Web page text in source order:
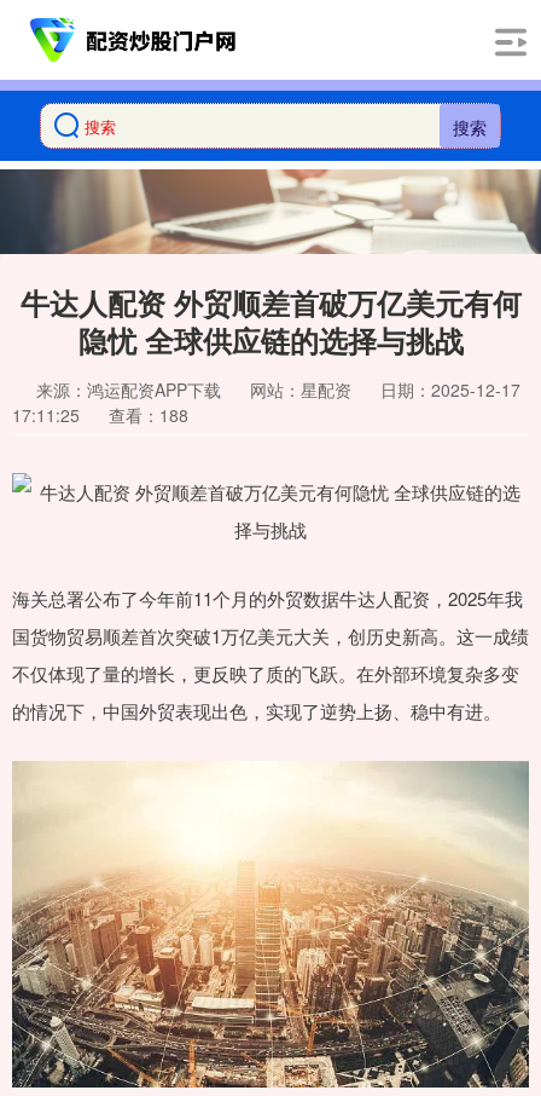
搜索
牛达人配资 外贸顺差首破万亿美元有何
隐忧 全球供应链的选择与挑战
来源：鸿运配资APP下载 网站：星配资
日期：2025-12-17
17:11:25
查看：188
海关总署公布了今年前11个月的外贸数据牛达人配资，2025年我
国货物贸易顺差首次突破1万亿美元大关，创历史新高。这一成绩
不仅体现了量的增长，更反映了质的飞跃。在外部环境复杂多变
的情况下，中国外贸表现出色，实现了逆势上扬、稳中有进。